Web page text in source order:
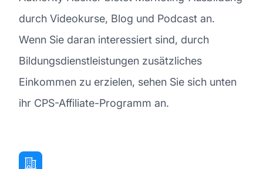
durch Videokurse, Blog und Podcast an.
Wenn Sie daran interessiert sind, durch
Bildungsdienstleistungen zusätzliches
Einkommen zu erzielen, sehen Sie sich unten
ihr CPS-Affiliate-Programm an.